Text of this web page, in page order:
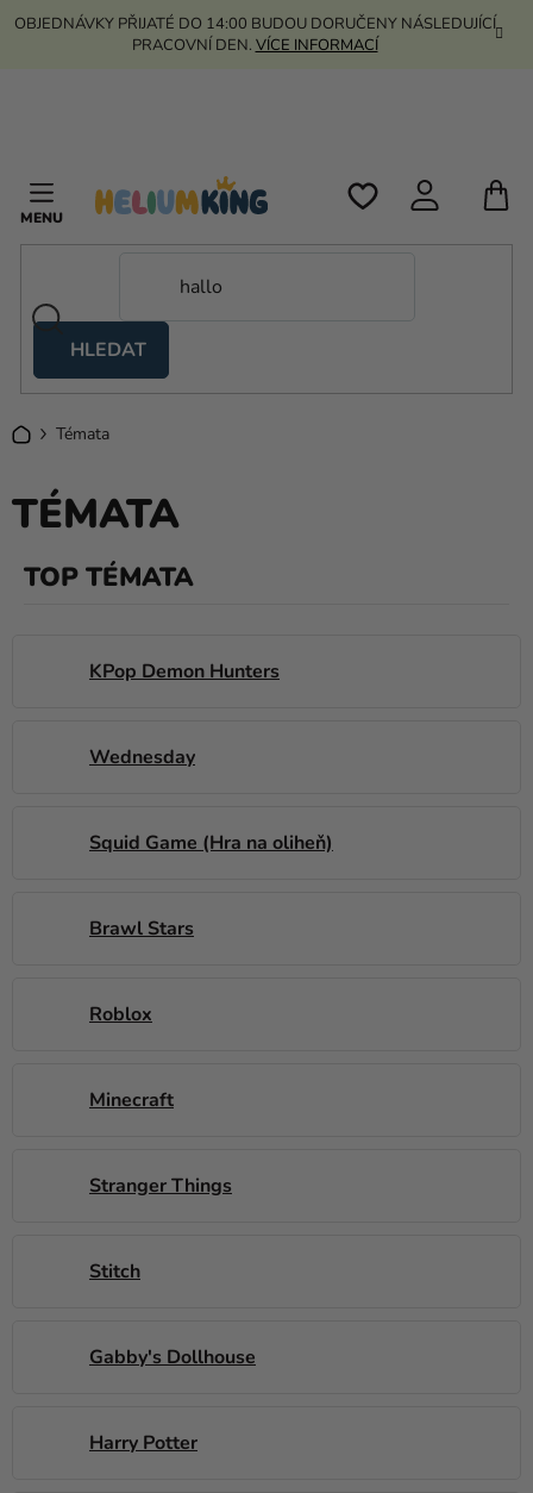
Přejít
OBJEDNÁVKY PŘIJATÉ DO 14:00 BUDOU DORUČENY NÁSLEDUJÍCÍ
PRACOVNÍ DEN. VÍCE INFORMACÍ
HLEDAT
stany
Kanekalon
Helium
a
doplňky
Oblečení
Dárky
Kreativní
produkty
Domů Témata
TÉMATA
TOP TÉMATA
KPop Demon Hunters
Wednesday
Squid Game (Hra na oliheň)
Brawl Stars
Roblox
Minecraft
Stranger Things
Stitch
Gabby's Dollhouse
Harry Potter